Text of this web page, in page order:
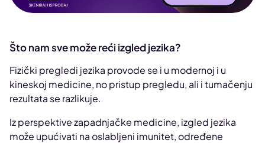
Što nam sve može reći izgled jezika?
Fizički pregledi jezika provode se i u modernoj i u
kineskoj medicine, no pristup pregledu, ali i tumačenju
rezultata se razlikuje.
Iz perspektive zapadnjačke medicine, izgled jezika
može upućivati na oslabljeni imunitet, određene